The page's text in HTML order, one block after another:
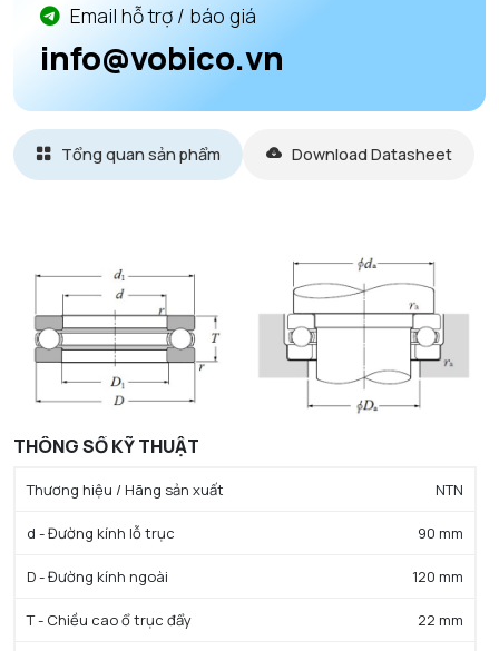
Email hỗ trợ / báo giá
info@vobico.vn
Tổng quan sản phẩm Download Datasheet
THÔNG SỐ KỸ THUẬT
Thương hiệu / Hãng sản xuất NTN
d - Đường kính lỗ trục 90 mm
D - Đường kính ngoài 120 mm
T - Chiều cao ổ trục đẩy 22 mm